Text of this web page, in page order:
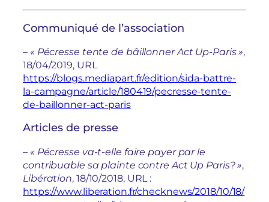
Communiqué de l’association
– « Pécresse tente de bâillonner Act Up-Paris »,
18/04/2019, URL
https://blogs.mediapart.fr/edition/sida-battre-
la-campagne/article/180419/pecresse-tente-
de-baillonner-act-paris
Articles de presse
– « Pécresse va-t-elle faire payer par le
contribuable sa plainte contre Act Up Paris? »,
Libération, 18/10/2018, URL :
https://www.liberation.fr/checknews/2018/10/18/